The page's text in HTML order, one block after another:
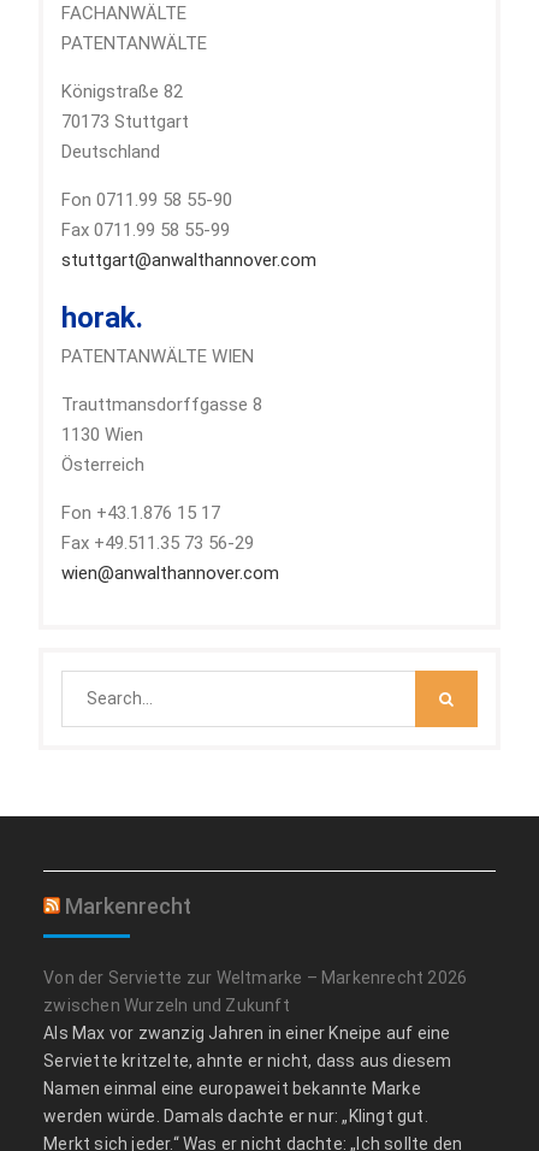
FACHANWÄLTE
PATENTANWÄLTE
Königstraße 82
70173 Stuttgart
Deutschland
Fon 0711.99 58 55-90
Fax 0711.99 58 55-99
stuttgart@anwalthannover.com
horak.
PATENTANWÄLTE WIEN
Trauttmansdorffgasse 8
1130 Wien
Österreich
Fon +43.1.876 15 17
Fax +49.511.35 73 56-29
wien@anwalthannover.com
Markenrecht
Von der Serviette zur Weltmarke – Markenrecht 2026
zwischen Wurzeln und Zukunft
Als Max vor zwanzig Jahren in einer Kneipe auf eine
Serviette kritzelte, ahnte er nicht, dass aus diesem
Namen einmal eine europaweit bekannte Marke
werden würde. Damals dachte er nur: „Klingt gut.
Merkt sich jeder.“ Was er nicht dachte: „Ich sollte den